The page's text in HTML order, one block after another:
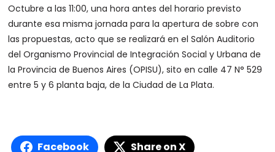
Octubre a las 11:00, una hora antes del horario previsto
durante esa misma jornada para la apertura de sobre con
las propuestas, acto que se realizará en el Salón Auditorio
del Organismo Provincial de Integración Social y Urbana de
la Provincia de Buenos Aires (OPISU), sito en calle 47 N° 529
entre 5 y 6 planta baja, de la Ciudad de La Plata.
Facebook Share on X